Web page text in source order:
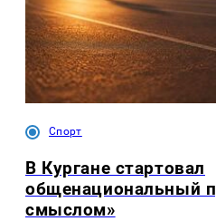
Спорт
В Кургане стартовал
общенациональный
смыслом»